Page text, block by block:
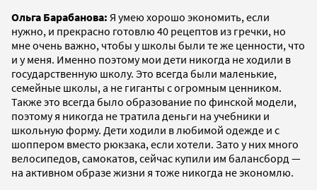
Ольга Барабанова: Я умею хорошо экономить, если
нужно, и прекрасно готовлю 40 рецептов из гречки, но
мне очень важно, чтобы у школы были те же ценности, что
и у меня. Именно поэтому мои дети никогда не ходили в
государственную школу. Это всегда были маленькие,
семейные школы, а не гиганты с огромным ценником.
Также это всегда было образование по финской модели,
поэтому я никогда не тратила деньги на учебники и
школьную форму. Дети ходили в любимой одежде и с
шоппером вместо рюкзака, если хотели. Зато у них много
велосипедов, самокатов, сейчас купили им балансборд —
на активном образе жизни я тоже никогда не экономлю.